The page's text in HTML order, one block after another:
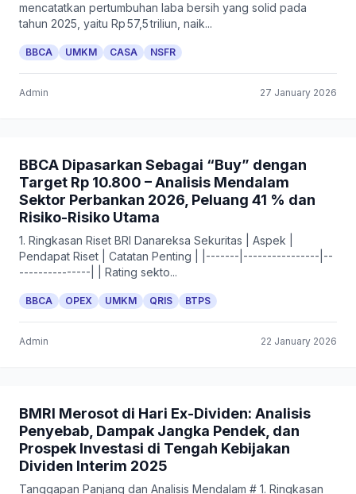
mencatatkan pertumbuhan laba bersih yang solid pada
tahun 2025, yaitu Rp 57,5 triliun, naik...
BBCA UMKM CASA NSFR
Admin 27 January 2026
BBCA Dipasarkan Sebagai “Buy” dengan
Target Rp 10.800 – Analisis Mendalam
Sektor Perbankan 2026, Peluang 41 % dan
Risiko-Risiko Utama
1. Ringkasan Riset BRI Danareksa Sekuritas | Aspek |
Pendapat Riset | Catatan Penting | |-------|----------------|--
---------------| | Rating sekto...
BBCA OPEX UMKM QRIS BTPS
Admin 22 January 2026
BMRI Merosot di Hari Ex-Dividen: Analisis
Penyebab, Dampak Jangka Pendek, dan
Prospek Investasi di Tengah Kebijakan
Dividen Interim 2025
Tanggapan Panjang dan Analisis Mendalam # 1. Ringkasan